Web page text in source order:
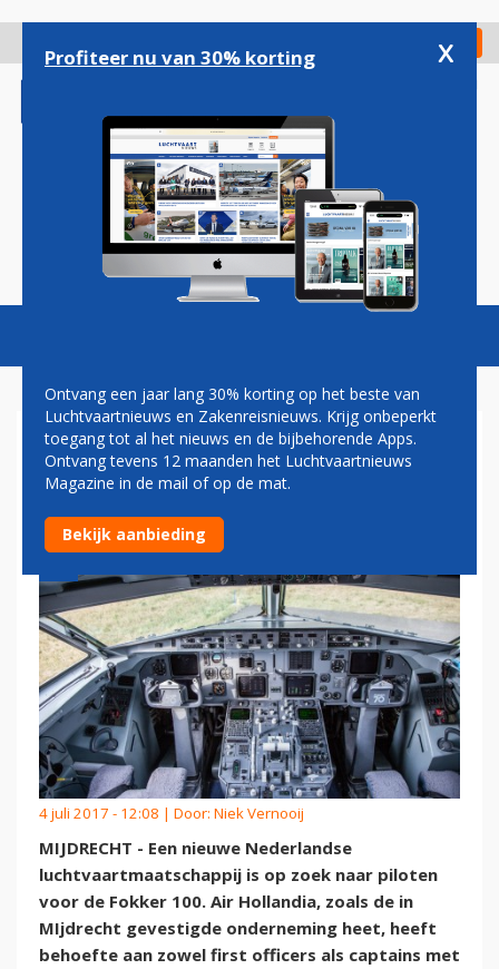
gaan
Check in
Magazine Podcasts Vacatures
NIEUWE NEDERLANDSE
AIRLINE ZOEKT PILOTEN
4 juli 2017 - 12:08 | Door: Niek Vernooij
MIJDRECHT - Een nieuwe Nederlandse
luchtvaartmaatschappij is op zoek naar piloten
voor de Fokker 100. Air Hollandia, zoals de in
MIjdrecht gevestigde onderneming heet, heeft
behoefte aan zowel first officers als captains met
Profiteer nu van 30% korting x
Ontvang een jaar lang 30% korting op het beste van
Luchtvaartnieuws en Zakenreisnieuws. Krijg onbeperkt
toegang tot al het nieuws en de bijbehorende Apps.
Ontvang tevens 12 maanden het Luchtvaartnieuws
Magazine in de mail of op de mat.
Bekijk aanbieding